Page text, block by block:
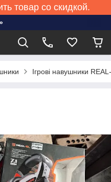
товар со скидкой.
Ігрові навушники